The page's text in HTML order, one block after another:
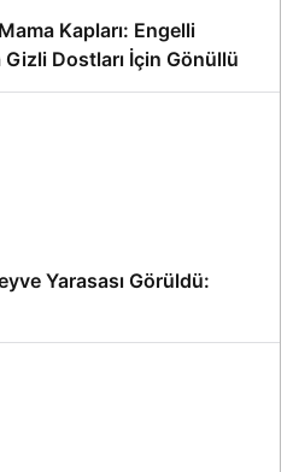
Kapları: Engelli
Dostları İçin Gönüllü
Yarasası Görüldü: